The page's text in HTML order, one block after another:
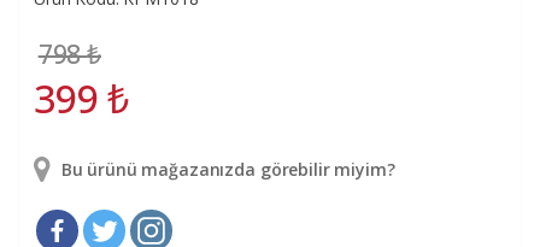
798₺
399₺
Bu ürünü mağazanızda görebilir miyim?